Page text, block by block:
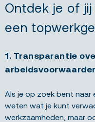
Ontdek je of
een
1. Transparantie
Als je op zoek bent naar
weten wat je kunt
werkzaamheden, maar